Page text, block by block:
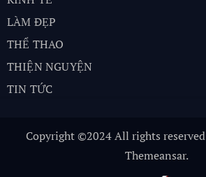
LÀM ĐẸP
THỂ THAO
THIỆN NGUYỆN
TIN TỨC
Copyright ©2024 All rights reserved
Themeansar.